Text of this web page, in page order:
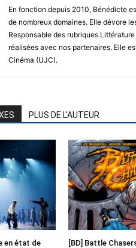
En fonction depuis 2010, Bénédicte
de nombreux domaines. Elle dévore
Responsable des rubriques
réalisées avec nos partenaires. Elle
Cinéma (UJC).
PLUS DE L'AUTEUR
en état de
[BD] Battle